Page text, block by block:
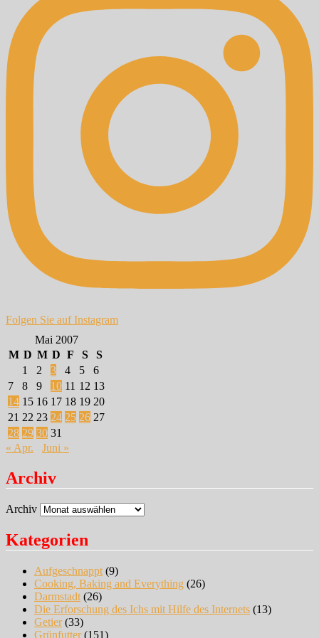
Folgen Sie auf Instagram
Mai 2007
M D M D F S
S
1
2 3 4 5
6
7
8 9 10 11 12 13
14 15 16 17 18 19 20
21 22 23 24 25 26 27
28 29 30 31
« Apr.
Juni »
Archiv
Archiv
Kategorien
Aufgeschnappt (9)
Cooking, Baking and Everything (26)
Darmstadt (26)
Die Erforschung des Ichs mit Hilfe des Internets (13)
Getier(33)
Grünfutter(151)